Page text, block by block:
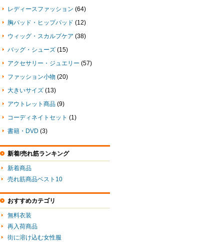
レディースファッション (64)
胸パッド・ヒップパッド (12)
ウィッグ・スカルプケア (38)
バッグ・シューズ (15)
アクセサリー・ジュエリー (57)
ファッション小物 (20)
大きいサイズ (13)
アウトレット商品 (9)
コーディネイトセット (1)
書籍・DVD (3)
新着/売れ筋ランキング
新着商品
売れ筋商品ベスト10
おすすめカテゴリ
無料衣装
再入荷商品
街に溶け込む女性服